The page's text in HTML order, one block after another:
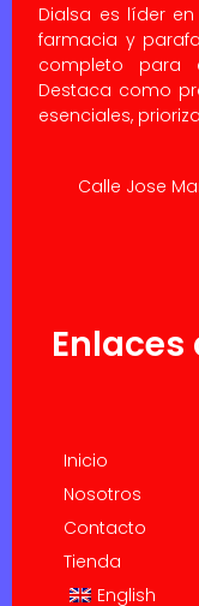
Dialsa es líder
farmacia y
completo para
Destaca como
esenciales,
Calle Jose
Enlaces
Inicio
Nosotros
Contacto
Tienda
English